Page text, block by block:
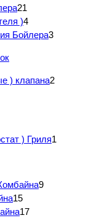
21
)4
Бойлера3
) клапана2
) Гриля1
9
15
17